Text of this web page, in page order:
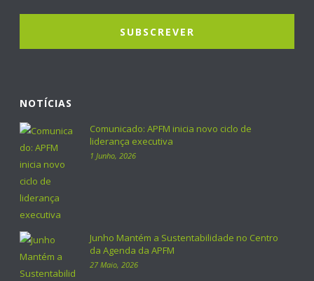
NOTÍCIAS
Comunicado: APFM inicia novo ciclo de
liderança executiva
1 Junho, 2026
Junho Mantém a Sustentabilidade no Centro
da Agenda da APFM
27 Maio, 2026